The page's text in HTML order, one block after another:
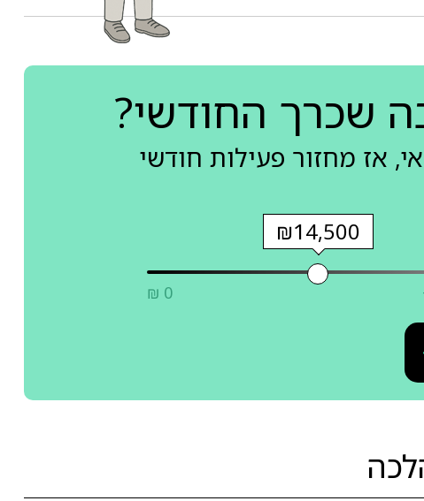
שכרך החודשי?
אז מחזור פעילות חודשי
₪14,500
₪ 0